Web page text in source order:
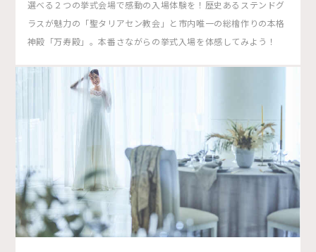
選べる２つの挙式会場で感動の入場体験を！歴史あるステンドグ
ラスが魅力の「聖タリアセン教会」と市内唯一の総檜作りの本格
神殿「万寿殿」。本番さながらの挙式入場を体感してみよう！